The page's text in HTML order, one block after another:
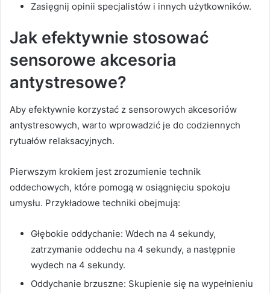
Zasięgnij opinii specjalistów i innych użytkowników.
Jak efektywnie stosować
sensorowe akcesoria
antystresowe?
Aby efektywnie korzystać z sensorowych akcesoriów
antystresowych, warto wprowadzić je do codziennych
rytuałów relaksacyjnych.
Pierwszym krokiem jest zrozumienie technik
oddechowych, które pomogą w osiągnięciu spokoju
umysłu. Przykładowe techniki obejmują:
Głębokie oddychanie: Wdech na 4 sekundy,
zatrzymanie oddechu na 4 sekundy, a następnie
wydech na 4 sekundy.
Oddychanie brzuszne: Skupienie się na wypełnieniu